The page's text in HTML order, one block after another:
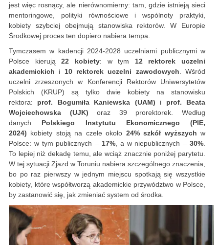
jest więc rosnący, ale nierównomierny: tam, gdzie istnieją sieci
mentoringowe, polityki równościowe i wspólnoty praktyki,
kobiety szybciej obejmują stanowiska rektorów. W Europie
Środkowej proces ten dopiero nabiera tempa.
Tymczasem w kadencji 2024-2028 uczelniami publicznymi w
Polsce kierują22 kobiety: w tym 12 rektorek uczelni
akademickich i 10 rektorek uczelni zawodowych . Wśród
uczelni zrzeszonych w Konferencji Rektorów Uniwersytetów
Polskich (KRUP) są tylko dwie kobiety na stanowisku
rektora: prof. Bogumiła Kaniewska (UAM) i prof. Beata
Wojciechowska (UJK) oraz 39 prorektorek. Według
danych Polskiego Instytutu Ekonomicznego (PIE,
2024) kobiety stoją na czele około 24% szkół wyższych w
Polsce: w tym publicznych – 17% , a w niepublicznych – 30%
To lepiej niż dekadę temu, ale wciąż znacznie poniżej parytetu.
W tej sytuacji Zjazd w Toru­niu nabiera szczególnego znaczenia,
bo po raz pierwszy w jednym miejscu spotkają się wszystkie
kobiety, które współtworzą akademickie przywództwo w Polsce,
by zastanowić się, jak zmieniać system od środka.